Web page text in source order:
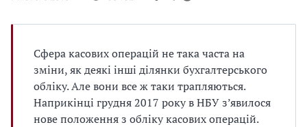
Сфера касових операцій не така часта на
зміни, як деякі інші ділянки бухгалтерського
обліку. Але вони все ж таки трапляються.
Наприкінці грудня 2017 року в НБУ з’явилося
нове положення з обліку касових операцій.